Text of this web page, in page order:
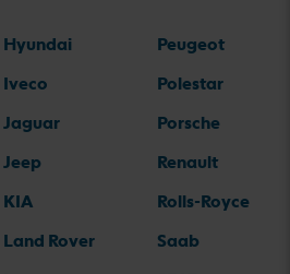
Hyundai
Iveco
Jaguar
Jeep
KIA
Land Rover
Peugeot
Polestar
Porsche
Renault
Rolls-Royce
Saab